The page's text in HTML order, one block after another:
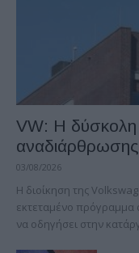
VW: Η δύσκολη
αναδιάρθρωσης
03/08/2026
Η διοίκηση της
εκτεταμένο
να οδηγήσει στην